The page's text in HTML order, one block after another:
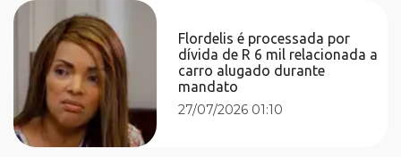
Flordelis é processada por
dívida de R 6 mil relacionada a
carro alugado durante
mandato
27/07/2026 01:10